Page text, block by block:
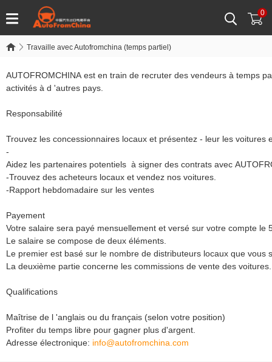
0
Travaille avec Autofromchina (temps partiel)
AUTOFROMCHINA est en train de recruter des vendeurs à temps
activités à d 'autres pays.
Responsabilité
Trouvez les concessionnaires locaux et présentez - leur les voitures
-
Aidez les partenaires potentiels à signer des contrats avec
-Trouvez des acheteurs locaux et vendez nos voitures.
-Rapport hebdomadaire sur les ventes
Payement
Votre salaire sera payé mensuellement et versé sur votre compte le
Le salaire se compose de deux éléments.
Le premier est basé sur le nombre de distributeurs locaux que
La deuxième partie concerne les commissions de vente des voitures.
Qualifications
Maîtrise de l 'anglais ou du français (selon votre position)
Profiter du temps libre pour gagner plus d'argent.
Adresse électronique: info@autofromchina.com